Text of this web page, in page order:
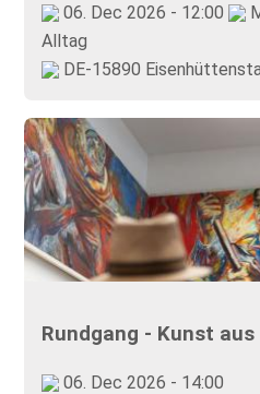
06. Dec 2026 - 12:00
Alltag
DE-15890
Rundgang - Kunst aus
06. Dec 2026 - 14:00